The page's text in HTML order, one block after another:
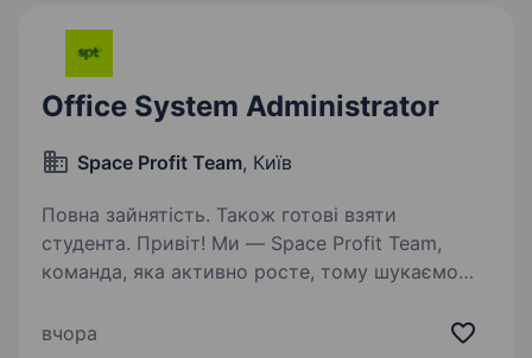
Office System Administrator
Space Profit Team, Київ
Повна зайнятість. Також готові взяти
студента. Привіт! Ми — Space Profit Team,
команда, яка активно росте, тому шукаємо
допоможе забезпечити стабільну роботу
вчора